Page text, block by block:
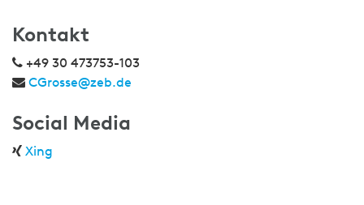
Kontakt
+49 30 473753-103
CGrosse@zeb.de
Social Media
Xing